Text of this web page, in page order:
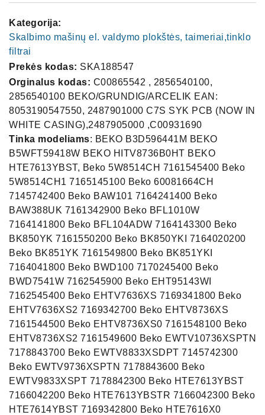
Kategorija:
Skalbimo mašinų el. valdymo plokštės, taimeriai,tinklo
filtrai
Prekės kodas: SKA188547
Orginalus kodas: C00865542 , 2856540100,
2856540100 BEKO/GRUNDIG/ARCELIK EAN:
8053190547550, 2487901000 C7S SYK PCB (NOW IN
WHITE CASING),2487905000 ,C00931690
Tinka modeliams: BEKO B3D596441M BEKO
B5WFT59418W BEKO HITV8736B0HT BEKO
HTE7613YBST, Beko 5W8514CH 7161545400 Beko
5W8514CH1 7165145100 Beko 60081664CH
7145742400 Beko BAW101 7164241400 Beko
BAW388UK 7161342900 Beko BFL1010W
7164141800 Beko BFL104ADW 7164143300 Beko
BK850YK 7161550200 Beko BK850YKI 7164020200
Beko BK851YK 7161549800 Beko BK851YKI
7164041800 Beko BWD100 7170245400 Beko
BWD7541W 7162545900 Beko EHT95143WI
7162545400 Beko EHTV7636XS 7169341800 Beko
EHTV7636XS2 7169342700 Beko EHTV8736XS
7161544500 Beko EHTV8736XS0 7161548100 Beko
EHTV8736XS2 7161549600 Beko EWTV10736XSPTN
7178843700 Beko EWTV8833XSDPT 7145742300
Beko EWTV9736XSPTN 7178843600 Beko
EWTV9833XSPT 7178842300 Beko HTE7613YBST
7166042200 Beko HTE7613YBSTR 7166042300 Beko
HTE7614YBST 7169342800 Beko HTE7616X0